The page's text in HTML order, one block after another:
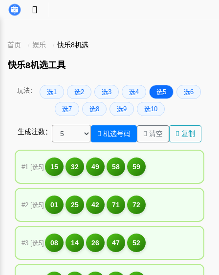
首页 娱乐 快乐8机选
快乐8机选工具
玩法： 选1 选2 选3 选4 选5 选6
选7 选8 选9 选10
生成注数： 机选号码 清空 复制
#1 [选5] 15 32 49 58 59
#2 [选5] 01 25 42 71 72
#3 [选5] 08 14 26 47 52